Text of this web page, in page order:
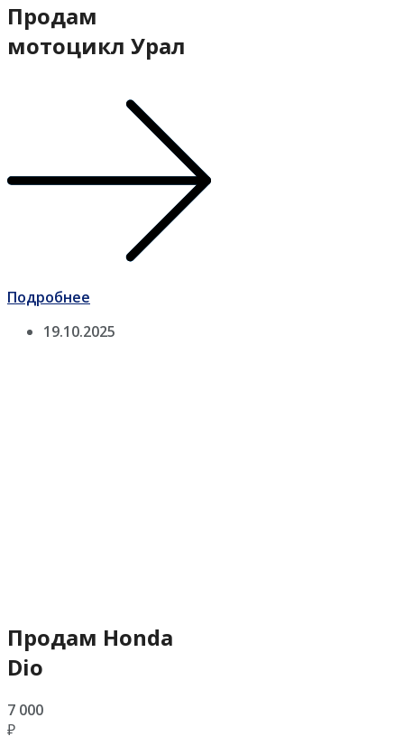
Продам
мотоцикл Урал
Подробнее
19.10.2025
Продам Honda
Dio
7 000
₽